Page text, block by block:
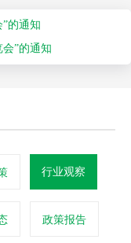
的通知
”的通知
行业观察
政策报告